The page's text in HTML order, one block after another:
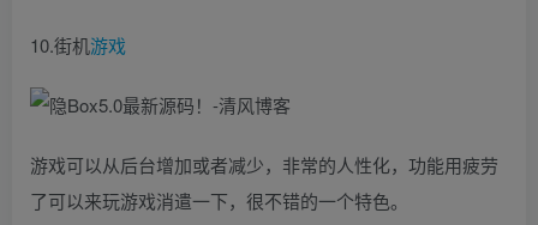
10.街机游戏
游戏可以从后台增加或者减少，非常的人性化，功能用疲劳
了可以来玩游戏消遣一下，很不错的一个特色。